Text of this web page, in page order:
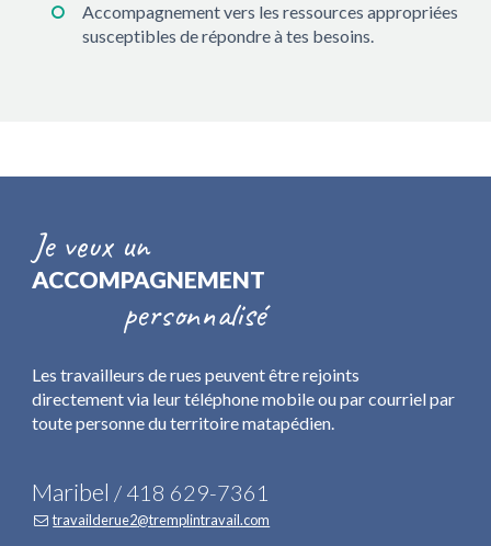
Accompagnement vers les ressources appropriées
susceptibles de répondre à tes besoins.
Je veux un
ACCOMPAGNEMENT
personnalisé
Les travailleurs de rues peuvent être rejoints
directement via leur téléphone mobile ou par courriel par
toute personne du territoire matapédien.
Maribel / 418 629-7361
 travailderue2@tremplintravail.com